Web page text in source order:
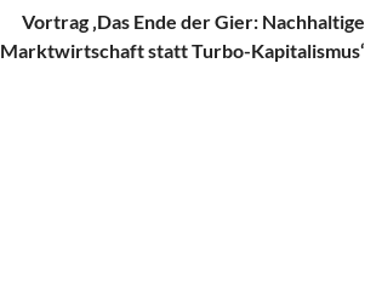
Vortrag ‚Das Ende der Gier: Nachhaltige
Marktwirtschaft statt Turbo-Kapitalismus‘